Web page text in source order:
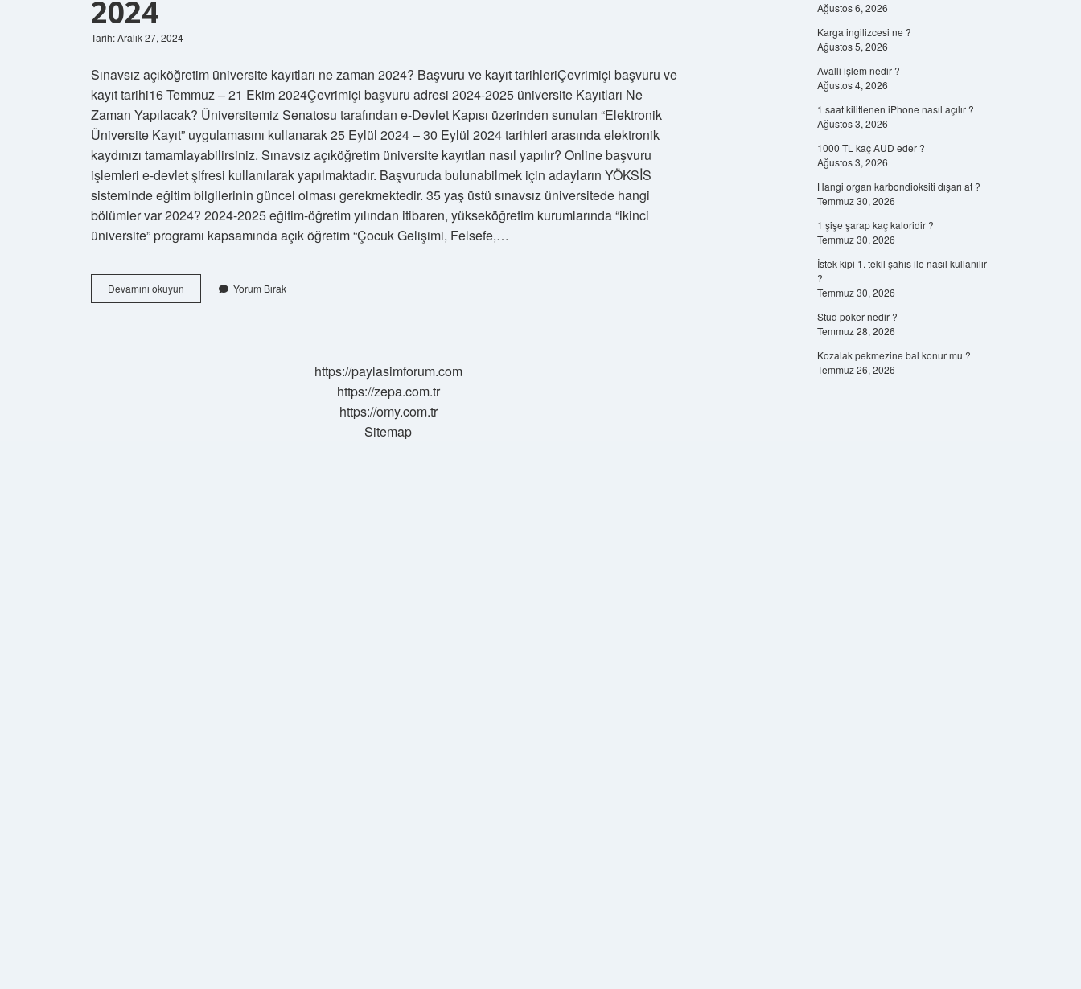
2024
Tarih: Aralık 27, 2024
Sınavsız açıköğretim üniversite kayıtları ne zaman 2024? Başvuru ve kayıt tarihleriÇevrimiçi başvuru ve
kayıt tarihi16 Temmuz – 21 Ekim 2024Çevrimiçi başvuru adresi 2024-2025 üniversite Kayıtları Ne
Zaman Yapılacak? Üniversitemiz Senatosu tarafından e-Devlet Kapısı üzerinden sunulan “Elektronik
Üniversite Kayıt” uygulamasını kullanarak 25 Eylül 2024 – 30 Eylül 2024 tarihleri ​​arasında elektronik
kaydınızı tamamlayabilirsiniz. Sınavsız açıköğretim üniversite kayıtları nasıl yapılır? Online başvuru
işlemleri e-devlet şifresi kullanılarak yapılmaktadır. Başvuruda bulunabilmek için adayların YÖKSİS
sisteminde eğitim bilgilerinin güncel olması gerekmektedir. 35 yaş üstü sınavsız üniversitede hangi
bölümler var 2024? 2024-2025 eğitim-öğretim yılından itibaren, yükseköğretim kurumlarında “ikinci
üniversite” programı kapsamında açık öğretim “Çocuk Gelişimi, Felsefe,…
Devamını okuyun Sınavsız
Üniversite
Yorum Bırak
https://paylasimforum.com
https://zepa.com.tr
https://omy.com.tr
Sitemap
Ağustos 6, 2026
Karga ingilizcesi ne ?
Ağustos 5, 2026
Avalli işlem nedir ?
Ağustos 4, 2026
1 saat kilitlenen iPhone nasıl açılır ?
Ağustos 3, 2026
1000 TL kaç AUD eder ?
Ağustos 3, 2026
Hangi organ karbondioksiti dışarı at ?
Temmuz 30, 2026
1 şişe şarap kaç kaloridir ?
Temmuz 30, 2026
İstek kipi 1. tekil şahıs ile nasıl kullanılır
?
Temmuz 30, 2026
Stud poker nedir ?
Temmuz 28, 2026
Kozalak pekmezine bal konur mu ?
Temmuz 26, 2026